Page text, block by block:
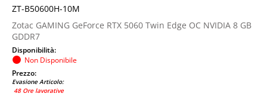
ZT-B50600H-10M
Zotac GAMING GeForce RTX 5060 Twin Edge OC NVIDIA 8 GB
GDDR7
Disponibilità:
Non Disponibile
Prezzo:
Evasione Articolo:
48 Ore lavorative